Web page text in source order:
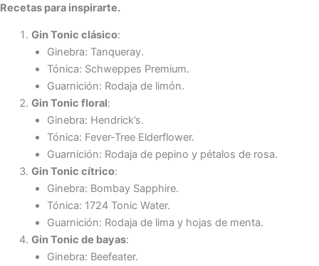
Recetas para inspirarte.
Gin Tonic clásico:
Ginebra: Tanqueray.
Tónica: Schweppes Premium.
Guarnición: Rodaja de limón.
Gin Tonic floral:
Ginebra: Hendrick’s.
Tónica: Fever-Tree Elderflower.
Guarnición: Rodaja de pepino y pétalos de rosa.
Gin Tonic cítrico:
Ginebra: Bombay Sapphire.
Tónica: 1724 Tonic Water.
Guarnición: Rodaja de lima y hojas de menta.
Gin Tonic de bayas:
Ginebra: Beefeater.